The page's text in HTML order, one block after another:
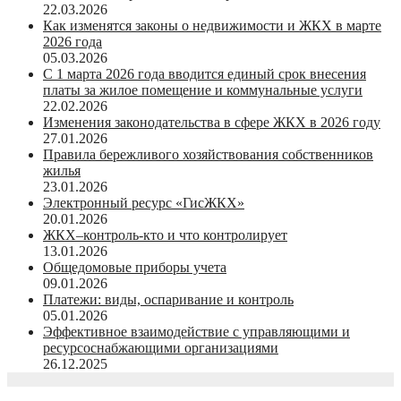
22.03.2026
Как изменятся законы о недвижимости и ЖКХ в марте
2026 года
05.03.2026
С 1 марта 2026 года вводится единый срок внесения
платы за жилое помещение и коммунальные услуги
22.02.2026
Изменения законодательства в сфере ЖКХ в 2026 году
27.01.2026
Правила бережливого хозяйствования собственников
жилья
23.01.2026
Электронный ресурс «ГисЖКХ»
20.01.2026
ЖКХ–контроль-кто и что контролирует
13.01.2026
Общедомовые приборы учета
09.01.2026
Платежи: виды, оспаривание и контроль
05.01.2026
Эффективное взаимодействие с управляющими и
ресурсоснабжающими организациями
26.12.2025